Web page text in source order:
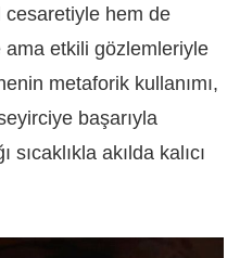
cesaretiyle hem de
ama etkili gözlemleriyle
metaforik kullanımı,
başarıyla
sıcaklıkla akılda kalıcı